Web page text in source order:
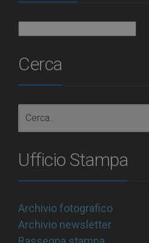
Cerca
Ufficio Stampa
Archivio fotografico
Archivio newsletter